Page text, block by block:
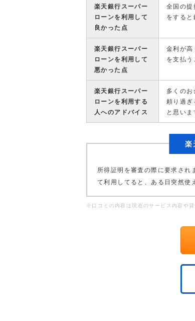
楽天銀行スーパー
ローンを利用して
良かった点
全国の提
をすると
楽天銀行スーパー
ローンを利用して
悪かった点
金利が高
を支払う
楽天銀行スーパー
ローンを利用する
人へのアドバイス
多くのお
頼り過ぎ
と思いま
楽
所得証明を審査の際に要求され
て利用してると、ある日突然使
※口コミの内容は現在のサービス内容や